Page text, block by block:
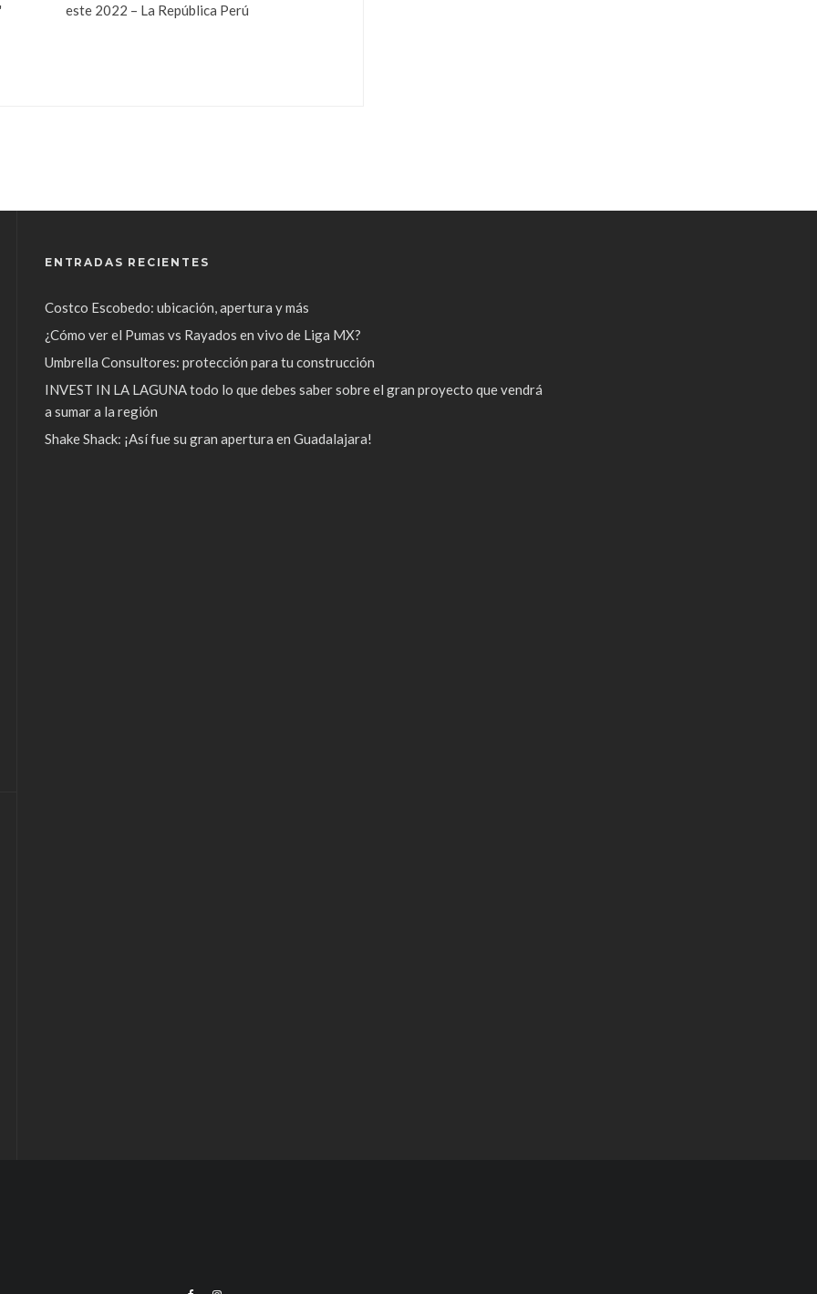
este 2022 – La República Perú
ENTRADAS RECIENTES
Costco Escobedo: ubicación, apertura y más
¿Cómo ver el Pumas vs Rayados en vivo de Liga MX?
Umbrella Consultores: protección para tu construcción
INVEST IN LA LAGUNA todo lo que debes saber sobre el gran proyecto que vendrá
a sumar a la región
Shake Shack: ¡Así fue su gran apertura en Guadalajara!